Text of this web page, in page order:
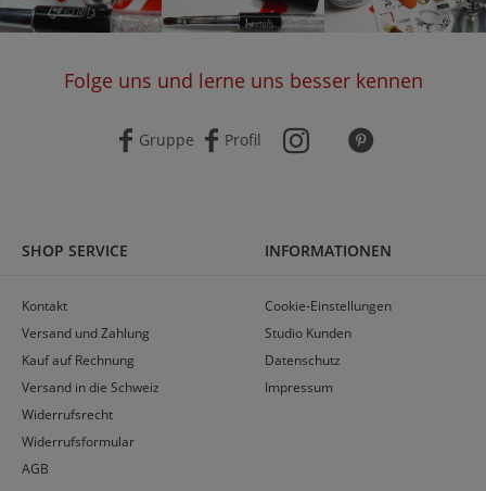
Folge uns und lerne uns besser kennen
Gruppe Profil
SHOP SERVICE
Kontakt
Versand und Zahlung
Kauf auf Rechnung
Versand in die Schweiz
Widerrufsrecht
Widerrufsformular
AGB
INFORMATIONEN
Cookie-Einstellungen
Studio Kunden
Datenschutz
Impressum